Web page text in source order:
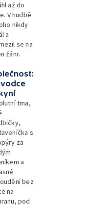
až do
V hudbě
nikdy
a
se na
žánr.
tma,
s
za
a
bez
na
pod